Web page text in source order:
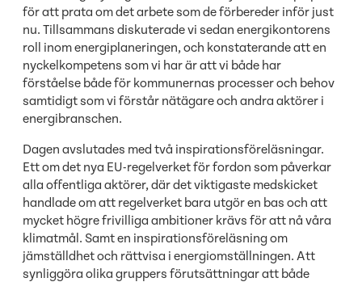
för att prata om det arbete som de förbereder inför just
nu. Tillsammans diskuterade vi sedan energikontorens
roll inom energiplaneringen, och konstaterande att en
nyckelkompetens som vi har är att vi både har
förståelse både för kommunernas processer och behov
samtidigt som vi förstår nätägare och andra aktörer i
energibranschen.
Dagen avslutades med två inspirationsföreläsningar.
Ett om det nya EU-regelverket för fordon som påverkar
alla offentliga aktörer, där det viktigaste medskicket
handlade om att regelverket bara utgör en bas och att
mycket högre frivilliga ambitioner krävs för att nå våra
klimatmål. Samt en inspirationsföreläsning om
jämställdhet och rättvisa i energiomställningen. Att
synliggöra olika gruppers förutsättningar att både